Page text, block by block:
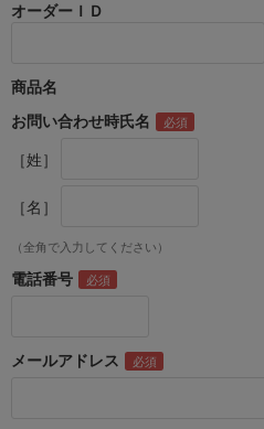
オーダーＩＤ
商品名
お問い合わせ時氏名
［姓］
［名］
（全角で入力してください）
電話番号
メールアドレス